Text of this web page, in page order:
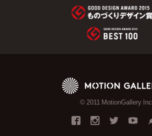
© 2011 MotionGallery Inc.